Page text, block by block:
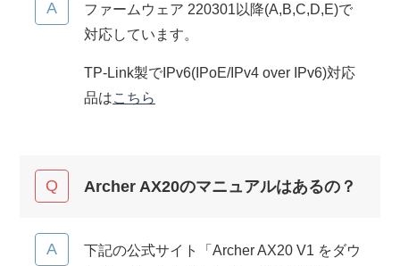
ファームウェア 220301以降(A,B,C,D,E)で
対応しています。
TP-Link製でIPv6(IPoE/IPv4 over IPv6)対応
品はこちら
Archer AX20のマニュアルはあるの？
下記の公式サイト「Archer AX20 V1 をダウ